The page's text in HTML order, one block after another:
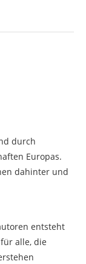
durch
Europas.
dahinter und
entsteht
alle, die